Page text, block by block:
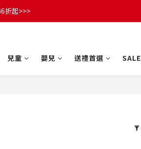
(最高回饋$1,200)💌】
折起>>>
」
最高回饋$1,200)💌】
兒童 嬰兒 送禮首選 SALE